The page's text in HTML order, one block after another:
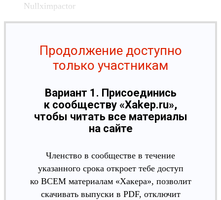
Nullximpactor
Продолжение доступно
только участникам
Вариант 1. Присоединись
к сообществу «Xakep.ru»,
чтобы читать все материалы
на сайте
Членство в сообществе в течение
указанного срока откроет тебе доступ
ко ВСЕМ материалам «Хакера», позволит
скачивать выпуски в PDF, отключит